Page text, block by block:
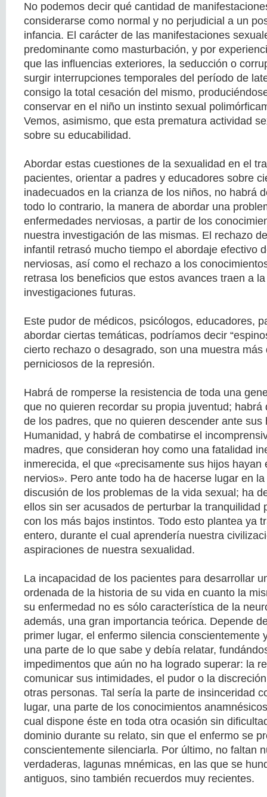
No podemos decir qué cantidad de
considerarse como normal y no perjudicial a un
infancia. El carácter de las manifestaciones
predominante como masturbación, y por
que las influencias exteriores, la seducción o
surgir interrupciones temporales del período de
consigo la total cesación del mismo,
conservar en el niño un instinto sexual
Vemos, asimismo, que esta prematura actividad
sobre su educabilidad.
Abordar estas cuestiones de la sexualidad en el
pacientes, orientar a padres y educadores sobre
inadecuados en la crianza de los niños, no habrá
todo lo contrario, la manera de abordar una
enfermedades nerviosas, a partir de los
nuestra investigación de las mismas. El rechazo
infantil retrasó mucho tiempo el abordaje efectivo
nerviosas, así como el rechazo a los
retrasa los beneficios que estos avances traen a
investigaciones futuras.
Este pudor de médicos, psicólogos, educadores,
abordar ciertas temáticas, podríamos decir
cierto rechazo o desagrado, son una muestra más
perniciosos de la represión.
Habrá de romperse la resistencia de toda una
que no quieren recordar su propia juventud; habrá
de los padres, que no quieren descender ante sus
Humanidad, y habrá de combatirse el
madres, que consideran hoy como una fatalidad
inmerecida, el que «precisamente sus hijos hayan
nervios». Pero ante todo ha de hacerse lugar en
discusión de los problemas de la vida sexual; ha
ellos sin ser acusados de perturbar la tranquilidad
con los más bajos instintos. Todo esto plantea ya
entero, durante el cual aprendería nuestra
aspiraciones de nuestra sexualidad.
La incapacidad de los pacientes para desarrollar
ordenada de la historia de su vida en cuanto la
su enfermedad no es sólo característica de la
además, una gran importancia teórica. Depende
primer lugar, el enfermo silencia conscientemente
una parte de lo que sabe y debía relatar,
impedimentos que aún no ha logrado superar: la
comunicar sus intimidades, el pudor o la
otras personas. Tal sería la parte de insinceridad
lugar, una parte de los conocimientos
cual dispone éste en toda otra ocasión sin
dominio durante su relato, sin que el enfermo se
conscientemente silenciarla. Por último, no faltan
verdaderas, lagunas mnémicas, en las que se
antiguos, sino también recuerdos muy recientes.